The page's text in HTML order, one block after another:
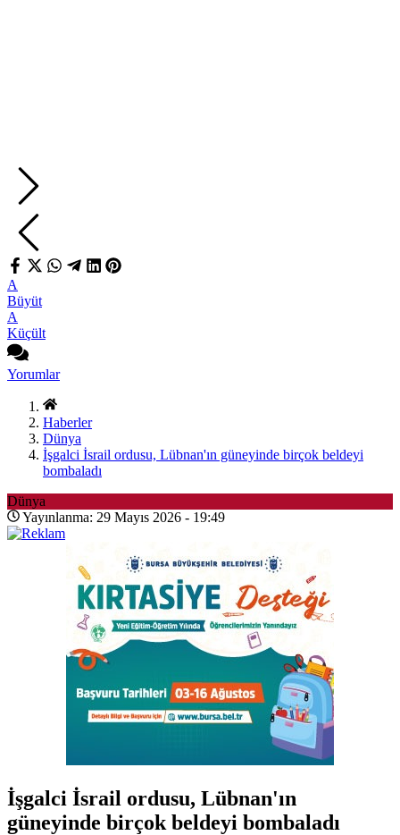
A
Büyüt
A
Küçült
Yorumlar
Haberler
Dünya
İşgalci İsrail ordusu, Lübnan'ın güneyinde birçok beldeyi
bombaladı
Dünya
Yayınlanma: 29 Mayıs 2026 - 19:49
İşgalci İsrail ordusu, Lübnan'ın
güneyinde birçok beldeyi bombaladı